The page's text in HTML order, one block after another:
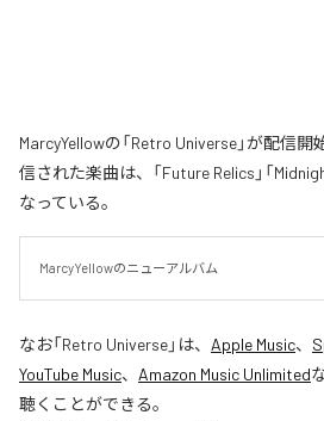
MarcyYellowの「Retro Universe」が配信
信された楽曲は、「Future Relics」「
なっている。
MarcyYellowのニューアルバム
なお「Retro Universe」は、 Apple Music、
YouTube Music、 Amazon Music Unlimited
聴くことができる。